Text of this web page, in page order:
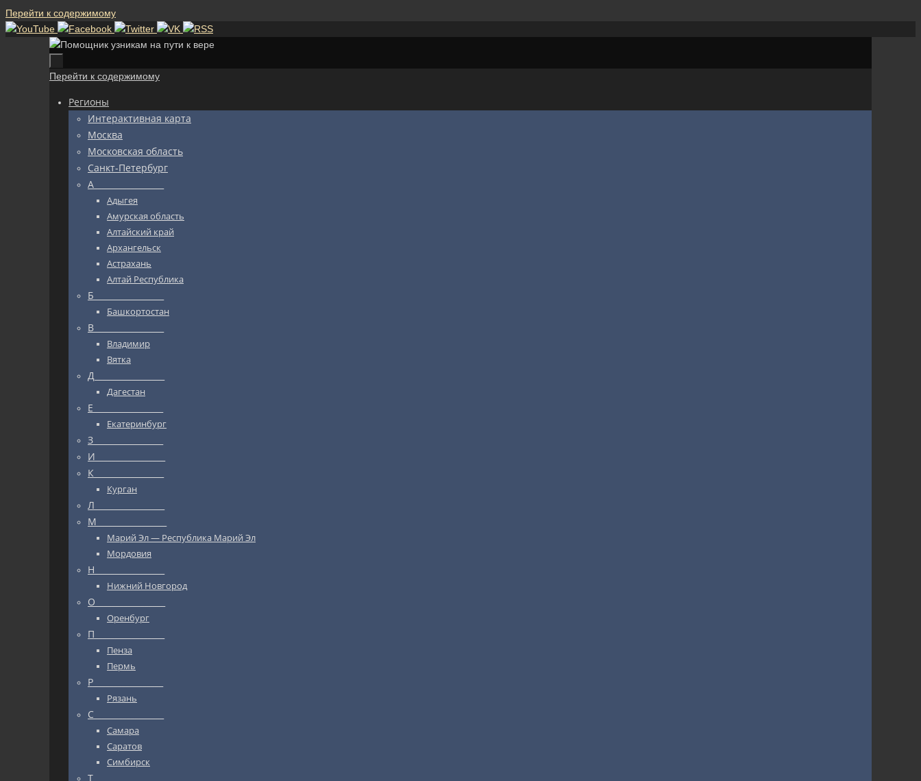
Перейти к содержимому
Перейти к содержимому
Регионы
Интерактивная карта
Москва
Московская область
Санкт-Петербург
А_________________
Адыгея
Амурская область
Алтайский край
Архангельск
Астрахань
Алтай Республика
Б_________________
Башкортостан
В_________________
Владимир
Вятка
Д_________________
Дагестан
Е_________________
Екатеринбург
З_________________
И_________________
К_________________
Курган
Л_________________
М_________________
Марий Эл — Республика Марий Эл
Мордовия
Н_________________
Нижний Новгород
О_________________
Оренбург
П_________________
Пенза
Пермь
Р_________________
Рязань
С_________________
Самара
Саратов
Симбирск
Т_________________